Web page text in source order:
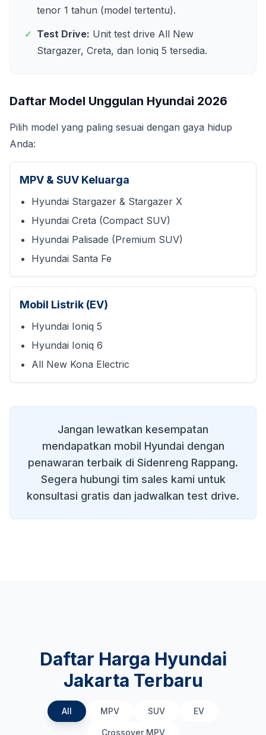
tenor 1 tahun (model tertentu).
✓ Test Drive: Unit test drive All New
Stargazer, Creta, dan Ioniq 5 tersedia.
Daftar Model Unggulan Hyundai 2026
Pilih model yang paling sesuai dengan gaya hidup
Anda:
MPV & SUV Keluarga
Hyundai Stargazer & Stargazer X
Hyundai Creta (Compact SUV)
Hyundai Palisade (Premium SUV)
Hyundai Santa Fe
Mobil Listrik (EV)
Hyundai Ioniq 5
Hyundai Ioniq 6
All New Kona Electric
Jangan lewatkan kesempatan
mendapatkan mobil Hyundai dengan
penawaran terbaik di Sidenreng Rappang.
Segera hubungi tim sales kami untuk
konsultasi gratis dan jadwalkan test drive.
Daftar Harga Hyundai
Jakarta Terbaru
All MPV SUV EV
Crossover MPV